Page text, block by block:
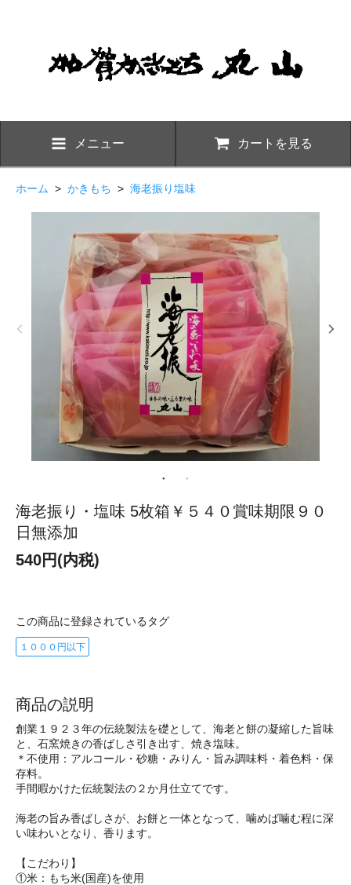
メニュー カートを見る
ホーム > かきもち > 海老振り塩味
海老振り・塩味 5枚箱￥５４０賞味期限９０
日無添加
540円(内税)
この商品に登録されているタグ
１０００円以下
商品の説明
創業１９２３年の伝統製法を礎として、海老と餅の凝縮した旨味
と、石窯焼きの香ばしさ引き出す、焼き塩味。
＊不使用：アルコール・砂糖・みりん・旨み調味料・着色料・保
存料。
手間暇かけた伝統製法の２か月仕立てです。
海老の旨み香ばしさが、お餅と一体となって、噛めば噛む程に深
い味わいとなり、香ります。
【こだわり】
①米：もち米(国産)を使用